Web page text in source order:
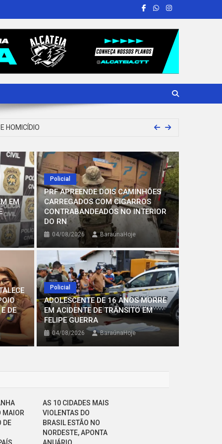
HOMICÍDIO
INTERIOR DO RN
E DE VEREADORA DE SÃO TOMÉ
HOMICÍDIO
FORTALECE GRUPO NO POTENGI
DA CÂMARA E DE
TOMÉ
EM
Policial
PRF APREENDE DOIS CAMINHÕES
CARREGADOS COM CIGARROS
CONTRABANDEADOS NO INTERIOR
DO RN
04/08/2026 BaraúnaHoje
DE
Policial
ADOLESCENTE DE 16 ANOS MORRE
EM ACIDENTE DE TRÂNSITO EM
FELIPE GUERRA
04/08/2026 BaraúnaHoje
MAIOR
DE
AS 10 CIDADES MAIS
VIOLENTAS DO
BRASIL ESTÃO NO
NORDESTE, APONTA